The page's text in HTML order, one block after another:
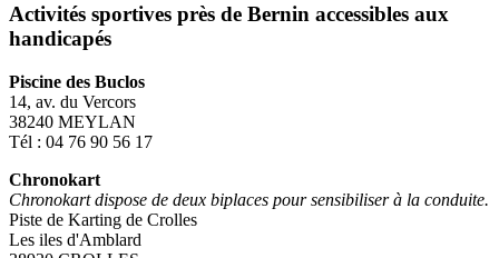
Activités sportives près de Bernin accessibles aux
handicapés
Piscine des Buclos
14, av. du Vercors
38240 MEYLAN
Tél : 04 76 90 56 17
Chronokart
Chronokart dispose de deux biplaces pour sensibiliser à la conduite.
Piste de Karting de Crolles
Les iles d'Amblard